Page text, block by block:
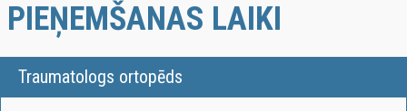
PIEŅEMŠANAS LAIKI
Traumatologs ortopēds